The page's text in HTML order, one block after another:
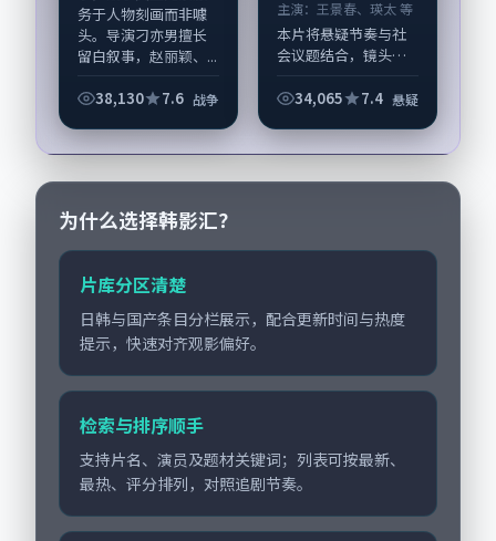
务于人物刻画而非噱
头。导演刁亦男擅长
留白叙事，赵丽颖、...
38,130 7.6 战争
主演： 王景春、瑛太 等
本片将悬疑节奏与社
会议题结合，镜头语
《过境之前站台票》
舵，王景春、瑛太担
纲主线；取景与声音
设计凸显韩国城市质
34,065 7.4 悬疑
为什么选择韩影汇？
片库分区清楚
日韩与国产条目分栏展示，配合更新时间与热度
提示，快速对齐观影偏好。
检索与排序顺手
支持片名、演员及题材关键词；列表可按最新、
最热、评分排列，对照追剧节奏。